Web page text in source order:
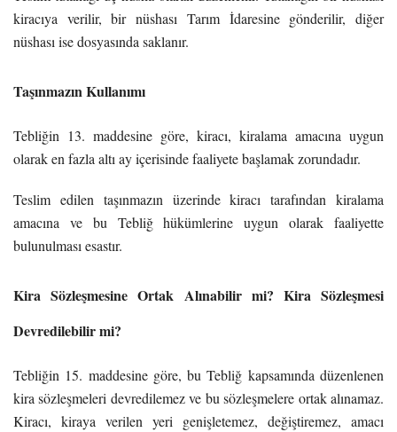
kiracıya verilir, bir nüshası Tarım İdaresine gönderilir, diğer
nüshası ise dosyasında saklanır.
Taşınmazın Kullanımı
Tebliğin 13. maddesine göre, kiracı, kiralama amacına uygun
olarak en fazla altı ay içerisinde faaliyete başlamak zorundadır.
Teslim edilen taşınmazın üzerinde kiracı tarafından kiralama
amacına ve bu Tebliğ hükümlerine uygun olarak faaliyette
bulunulması esastır.
Kira Sözleşmesine Ortak Alınabilir mi? Kira Sözleşmesi
Devredilebilir mi?
Tebliğin 15. maddesine göre, bu Tebliğ kapsamında düzenlenen
kira sözleşmeleri devredilemez ve bu sözleşmelere ortak alınamaz.
Kiracı, kiraya verilen yeri genişletemez, değiştiremez, amacı